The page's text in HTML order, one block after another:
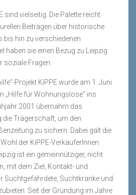
sind vielseitig. Die Palette reicht
Beiträgen über historische
bis hin zu verschiedenen
haben sie einen Bezug zu Leipzig
soziale Fragen.
Projekt KiPPE wurde am 1. Juni
„Hilfe für Wohnungslose“ ins
2001 übernahm das
die Trägerschaft, um den
zu sichern. Dabei galt die
der KiPPE-VerkäuferInnen.
ist ein gemeinnütziger, nicht
mit dem Ziel, Kontakt- und
Suchtgefährdete, Suchtkranke und
Seit der Gründung im Jahre